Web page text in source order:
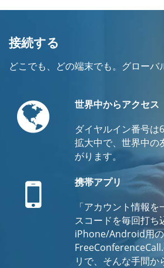
接続する
どこでも、どの端末でも。グローバ
Globe世界中からアクセス
ダイヤルイン番号
拡大中で、世界中の
がります。
Mobile
携帯アプリ
「アカウント情報
スコードを毎回打
iPhone/Android用の
リで、そんな手間か